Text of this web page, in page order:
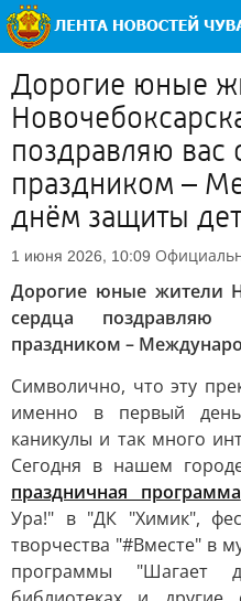
Дорогие юные
поздравляю вас
праздником –
днём защиты
1 июня 2026, 10:09
Дорогие юные жители
сердца
праздником –
Символично, что эту
именно в первый день
каникулы и так много
Сегодня в нашем
праздничная программа
Ура!" в "ДК "Химик",
творчества "#Вместе" в
программы "Шагает